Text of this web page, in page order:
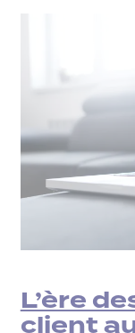
L’ère
client